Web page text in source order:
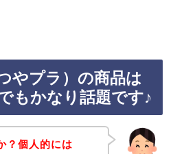
やプラ）の商品は
もかなり話題です♪
？個人的には